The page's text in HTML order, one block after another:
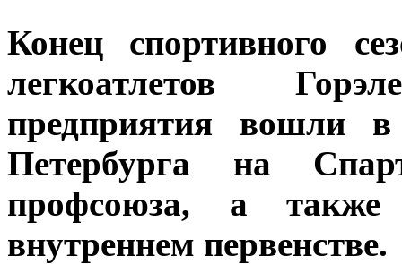
Конец спортивного
легкоатлетов
предприятия вошли
Петербурга на
профсоюза, а также
внутреннем первенстве.